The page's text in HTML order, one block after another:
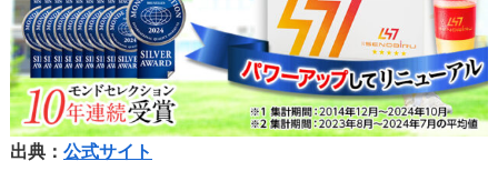
出典： 公式サイト